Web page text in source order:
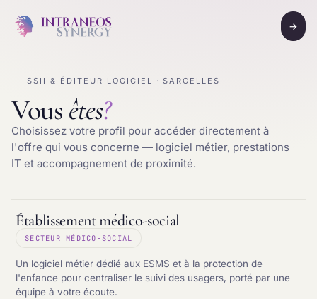
→
SSII & ÉDITEUR LOGICIEL · SARCELLES
Vous êtes?
Choisissez votre profil pour accéder directement à
l'offre qui vous concerne — logiciel métier, prestations
IT et accompagnement de proximité.
Établissement médico-social
SECTEUR MÉDICO-SOCIAL
Un logiciel métier dédié aux ESMS et à la protection de
l'enfance pour centraliser le suivi des usagers, porté par une
équipe à votre écoute.